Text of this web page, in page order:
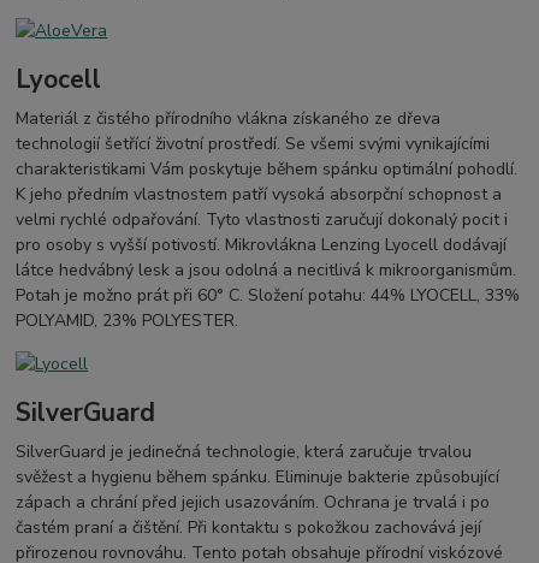
Lyocell
Materiál z čistého přírodního vlákna získaného ze dřeva
technologií šetřící životní prostředí. Se všemi svými vynikajícími
charakteristikami Vám poskytuje během spánku optimální pohodlí.
K jeho předním vlastnostem patří vysoká absorpční schopnost a
velmi rychlé odpařování. Tyto vlastnosti zaručují dokonalý pocit i
pro osoby s vyšší potivostí. Mikrovlákna Lenzing Lyocell dodávají
látce hedvábný lesk a jsou odolná a necitlivá k mikroorganismům.
Potah je možno prát při 60° C. Složení potahu: 44% LYOCELL, 33%
POLYAMID, 23% POLYESTER.
SilverGuard
SilverGuard je jedinečná technologie, která zaručuje trvalou
svěžest a hygienu během spánku. Eliminuje bakterie způsobující
zápach a chrání před jejich usazováním. Ochrana je trvalá i po
častém praní a čištění. Při kontaktu s pokožkou zachovává její
přirozenou rovnováhu. Tento potah obsahuje přírodní viskózové